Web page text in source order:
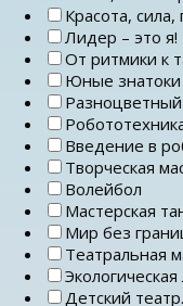
Красота, сила,
Лидер – это я!
От ритмики к
Юные
Введение в
Творческая
Волейбол
Мастерская
Мир без
Театральная
Детский